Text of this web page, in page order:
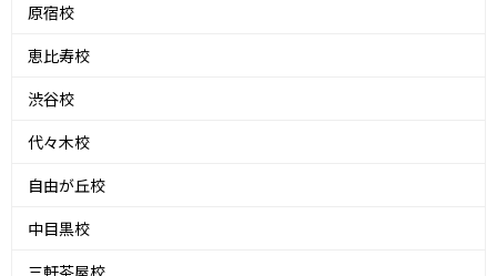
原宿校
恵比寿校
渋谷校
代々木校
自由が丘校
中目黒校